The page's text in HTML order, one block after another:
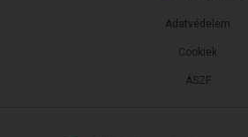
ÁSZF
Adatvédelem
Cookiek